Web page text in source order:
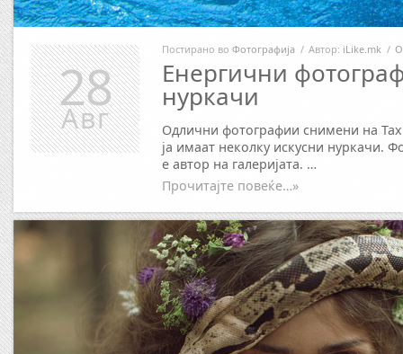
Постирано во Фотографија / Автор: iLike.mk /
Енергични
нуркачи
Одлични фотографии снимени на
ја имаат неколку искусни нуркачи.
е автор на галеријата. …
Прочитајте повеќе…»
28
Авг